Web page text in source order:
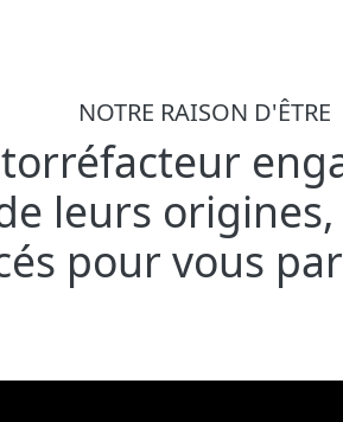
NOTRE RAISON D'ÊTRE
leurs
pour vous